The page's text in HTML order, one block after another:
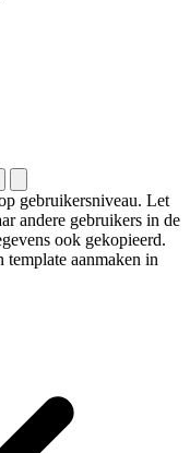
gebruikersniveau. Let
andere gebruikers in de
ook gekopieerd.
aanmaken in